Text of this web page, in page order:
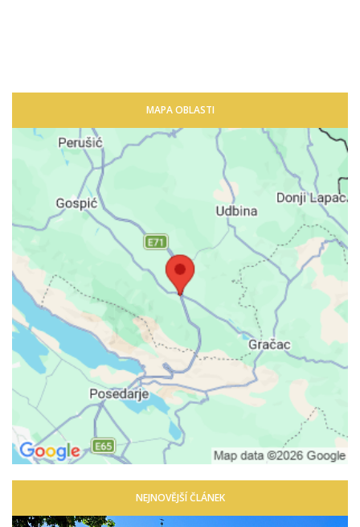
MAPA OBLASTI
NEJNOVĚJŠÍ ČLÁNEK